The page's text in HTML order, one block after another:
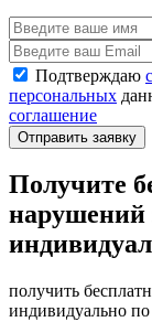
Подтверждаю
персональных
соглашение
Отправить заявку
Получите
нарушений
получить
индивидуально